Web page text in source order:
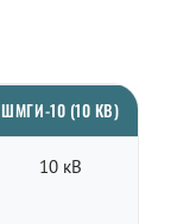
ШМГИ-10 (10 КВ)
10 кВ